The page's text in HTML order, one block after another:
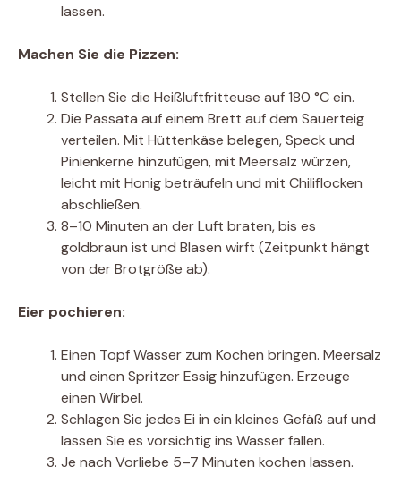
lassen.
Machen Sie die Pizzen:
Stellen Sie die Heißluftfritteuse auf 180 °C ein.
Die Passata auf einem Brett auf dem Sauerteig
verteilen. Mit Hüttenkäse belegen, Speck und
Pinienkerne hinzufügen, mit Meersalz würzen,
leicht mit Honig beträufeln und mit Chiliflocken
abschließen.
8–10 Minuten an der Luft braten, bis es
goldbraun ist und Blasen wirft (Zeitpunkt hängt
von der Brotgröße ab).
Eier pochieren:
Einen Topf Wasser zum Kochen bringen. Meersalz
und einen Spritzer Essig hinzufügen. Erzeuge
einen Wirbel.
Schlagen Sie jedes Ei in ein kleines Gefäß auf und
lassen Sie es vorsichtig ins Wasser fallen.
Je nach Vorliebe 5–7 Minuten kochen lassen.